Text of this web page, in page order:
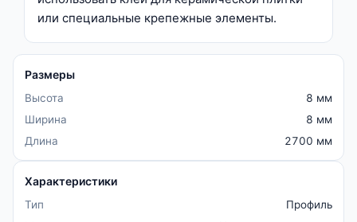
или специальные крепежные элементы.
Размеры
Высота
8 мм
Ширина
8 мм
Длина
2700 мм
Характеристики
Тип
Профиль